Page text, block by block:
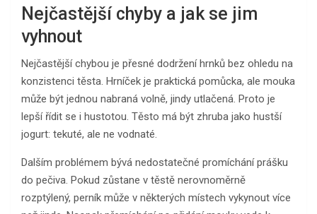
Nejčastější chyby a jak se jim
vyhnout
Nejčastější chybou je přesné dodržení hrnků bez ohledu na
konzistenci těsta. Hrníček je praktická pomůcka, ale mouka
může být jednou nabraná volně, jindy utlačená. Proto je
lepší řídit se i hustotou. Těsto má být zhruba jako hustší
jogurt: tekuté, ale ne vodnaté.
Dalším problémem bývá nedostatečné promíchání prášku
do pečiva. Pokud zůstane v těstě nerovnoměrně
rozptýlený, perník může v některých místech vykynout více